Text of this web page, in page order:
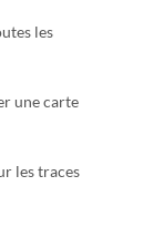
les
une carte
les traces